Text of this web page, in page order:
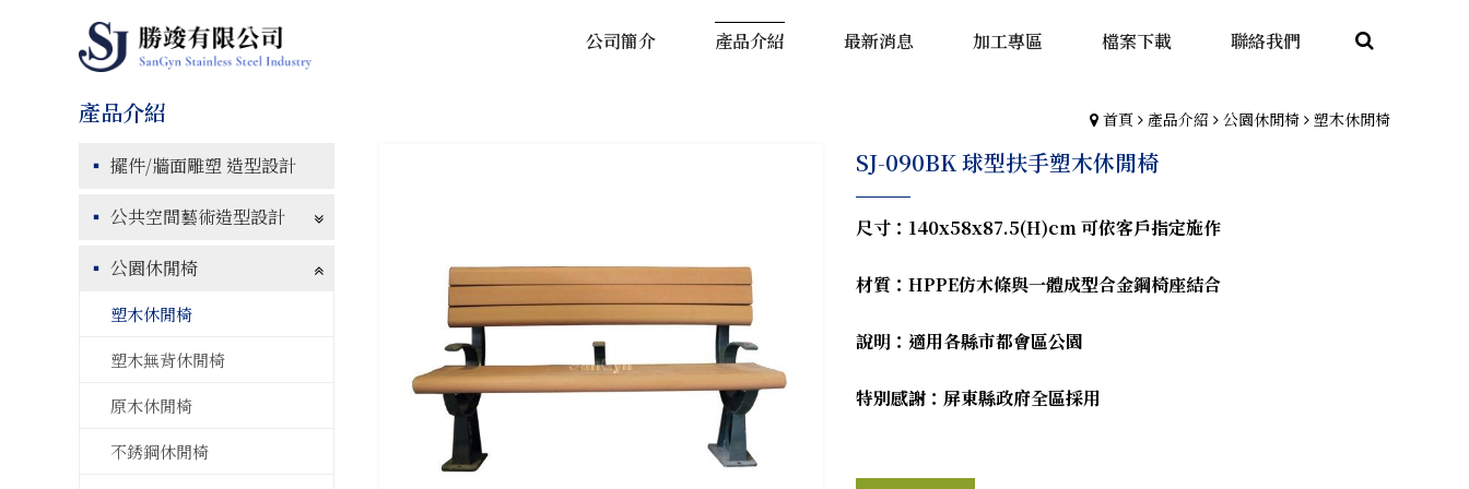
公司簡介 產品介紹 最新消息 加工專區 檔案下載 聯絡我們
首頁 產品介紹 公園休閒椅 塑木休閒椅
擺件/牆面雕塑 造型設計
公共空間藝術造型設計
公園休閒椅
塑木休閒椅
塑木無背休閒椅
原木休閒椅
不銹鋼休閒椅
SJ-090BK 球型扶手塑木休閒椅
尺寸 ： 140x58x87.5(H)cm可依客戶指定施作
材質 ：HPPE仿木條與一體成型合金鋼椅座結合
說明 ： 適用各縣市都會區公園
特別感謝 ： 屏東縣政府全區採用